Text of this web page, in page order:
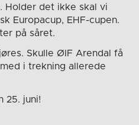
Holder det ikke skal vi
Europacup, EHF-cupen.
på såret.
Skulle ØIF Arendal få
i trekning allerede
25. juni!